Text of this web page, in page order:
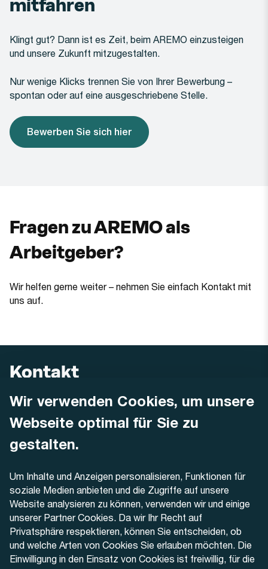
Wir verwenden Cookies, um unsere
Webseite optimal für Sie zu
gestalten.
Um Inhalte und Anzeigen personalisieren, Funktionen für
soziale Medien anbieten und die Zugriffe auf unsere
Website analysieren zu können, verwenden wir und einige
unserer Partner Cookies. Da wir Ihr Recht auf
Privatsphäre respektieren, können Sie entscheiden, ob
und welche Arten von Cookies Sie erlauben möchten. Die
Einwilligung in den Einsatz von Cookies ist freiwillig, für die
mitfahren
Klingt gut? Dann ist es Zeit, beim AREMO einzusteigen
und unsere Zukunft mitzugestalten.
Nur wenige Klicks trennen Sie von Ihrer Bewerbung –
spontan oder auf eine ausgeschriebene Stelle.
Bewerben Sie sich hier
(Öffnet in einem neuen Tab oder Fenster)
Fragen zu AREMO als
Arbeitgeber?
Wir helfen gerne weiter – nehmen Sie einfach Kontakt mit
uns auf.
Kontakt
AREMO
Dornacherstrasse 48
4500 Solothurn
+41 32 622 37 22
Kontaktformular